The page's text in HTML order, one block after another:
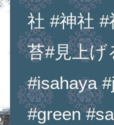
社 #神社
苔#見上げ
#isahaya
#green